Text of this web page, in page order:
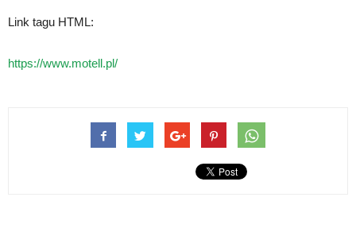
Link tagu HTML:
https://www.motell.pl/